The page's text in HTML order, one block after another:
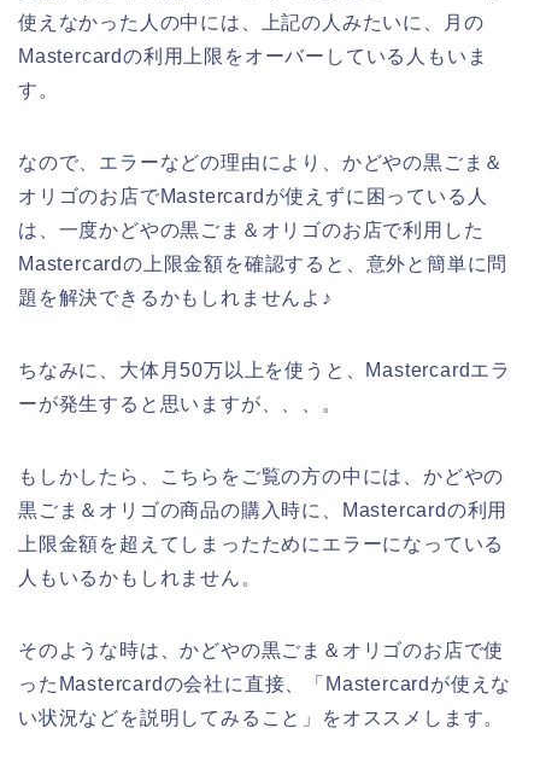
使えなかった人の中には、上記の人みたいに、月の
Mastercardの利用上限をオーバーしている人もいま
す。
なので、エラーなどの理由により、かどやの黒ごま＆
オリゴのお店でMastercardが使えずに困っている人
は、一度かどやの黒ごま＆オリゴのお店で利用した
Mastercardの上限金額を確認すると、意外と簡単に問
題を解決できるかもしれませんよ♪
ちなみに、大体月50万以上を使うと、Mastercardエラ
ーが発生すると思いますが、、、。
もしかしたら、こちらをご覧の方の中には、かどやの
黒ごま＆オリゴの商品の購入時に、Mastercardの利用
上限金額を超えてしまったためにエラーになっている
人もいるかもしれません。
そのような時は、かどやの黒ごま＆オリゴのお店で使
ったMastercardの会社に直接、「Mastercardが使えな
い状況などを説明してみること」をオススメします。